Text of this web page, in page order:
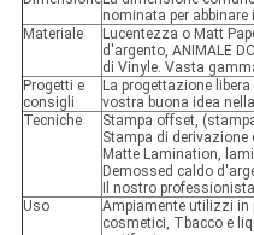
nominata per
Materiale
Lucentezza o Matt
d'argento, ANIMALE
di Vinyle. Vasta
Progetti e
consigli
La progettazione
vostra buona idea
Tecniche
Stampa offset,
Stampa di derivazione
Matte Lamination,
Demossed caldo
Il nostro
Uso
Ampiamente utilizzi in
cosmetici, Tbacco e